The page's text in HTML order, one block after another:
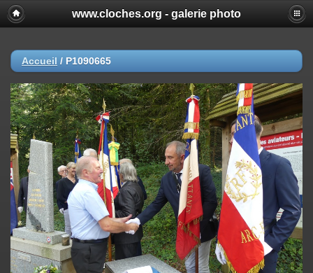
www.cloches.org - galerie photo
Accueil / P1090665